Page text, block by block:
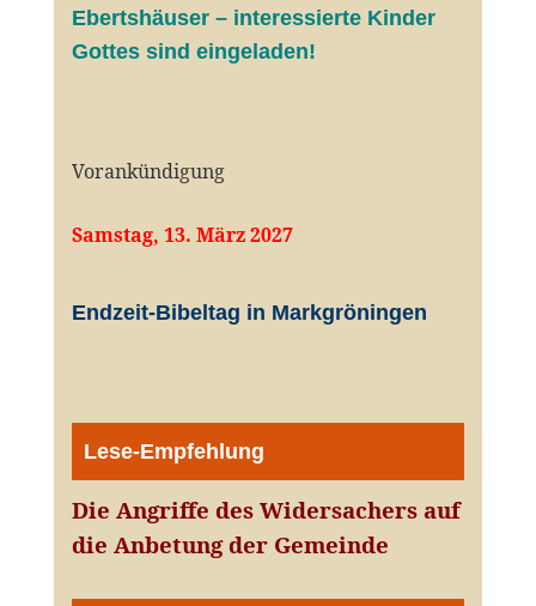
Ebertshäuser – interessierte Kinder
Gottes sind eingeladen!
Vorankündigung
Samstag, 13. März 2027
Endzeit-Bibeltag in Markgröningen
Lese-Empfehlung
Die Angriffe des Widersachers auf
die Anbetung der Gemeinde